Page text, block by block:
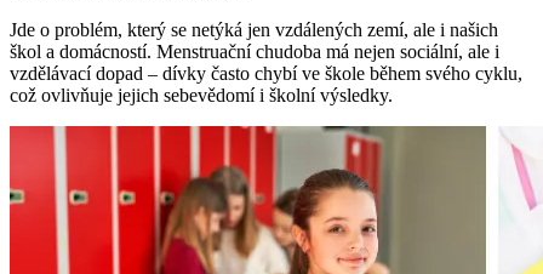
Jde o problém, který se netýká jen vzdálených zemí, ale i našich
škol a domácností. Menstruační chudoba má nejen sociální, ale i
vzdělávací dopad – dívky často chybí ve škole během svého cyklu,
což ovlivňuje jejich sebevědomí i školní výsledky.